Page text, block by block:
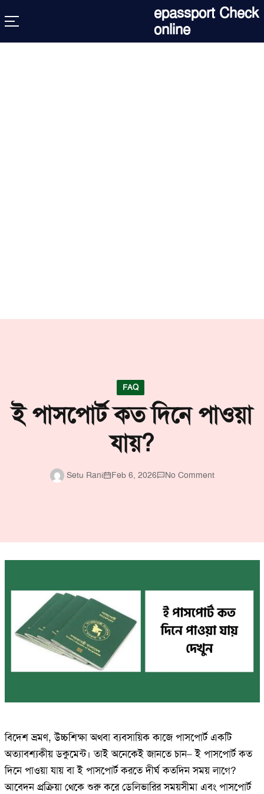
to
content
epassport Check
online
FAQ
ই পাসপোর্ট কত দিনে পাওয়া
যায়?
Setu Rani Feb 6, 2026 No Comment
বিদেশ ভ্রমণ, উচ্চশিক্ষা অথবা ব্যবসায়িক কাজে পাসপোর্ট একটি
অত্যাবশ্যকীয় ডকুমেন্ট। তাই অনেকেই জানতে চান– ই পাসপোর্ট কত
দিনে পাওয়া যায় বা ই পাসপোর্ট করতে দীর্ঘ কতদিন সময় লাগে?
আবেদন প্রক্রিয়া থেকে শুরু করে ডেলিভারির সময়সীমা এবং পাসপোর্ট